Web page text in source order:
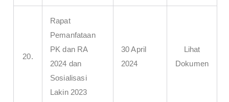
20.
Rapat
Pemanfataan
PK dan RA
2024 dan
Sosialisasi
Lakin 2023
30 April
2024
Lihat
Dokumen